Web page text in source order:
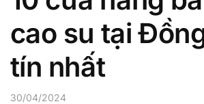
cao su tại
tín nhất
30/04/2024